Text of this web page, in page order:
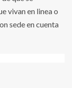
vivan en linea o
sede en cuenta